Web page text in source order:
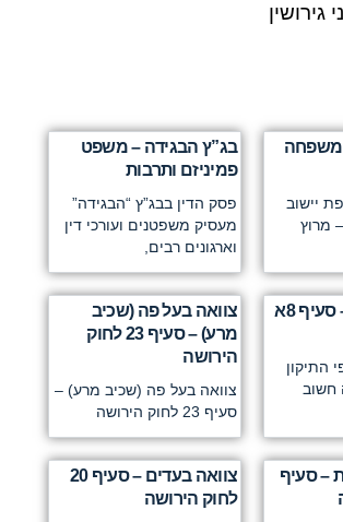
גירושין
משפחה
יישוב
מרוץ
בג”ץ הבגידה – משפט
פמיניזם ותרבות
פסק הדין בבג”ץ “הבגידה”
מעסיק משפטנים ועורכי דין
וארגונים רבים,
צוואות הדדיות – סעיף 8א
התיקון
חשוב
צוואה בעל פה (שכיב
מרע) – סעיף 23 לחוק
הירושה
צוואה בעל פה (שכיב מרע) –
סעיף 23 לחוק הירושה
– סעיף
צוואה בעדים – סעיף 20
לחוק הירושה